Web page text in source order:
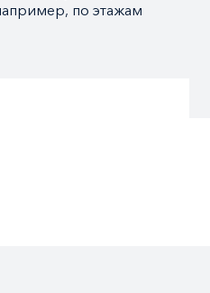
по этажам